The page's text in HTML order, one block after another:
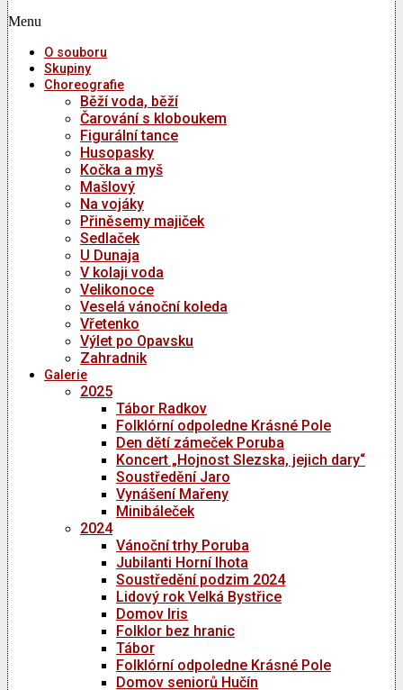
Menu
O souboru
Skupiny
Choreografie
Běží voda, běží
Čarování s kloboukem
Figurální tance
Husopasky
Kočka a myš
Mašlový
Na vojáky
Přiněsemy majiček
Sedlaček
U Dunaja
V kolaji voda
Velikonoce
Veselá vánoční koleda
Vřetenko
Výlet po Opavsku
Zahradnik
Galerie
2025
Tábor Radkov
Folklórní odpoledne Krásné Pole
Den dětí zámeček Poruba
Koncert „Hojnost Slezska, jejich dary“
Soustředění Jaro
Vynášení Mařeny
Minibáleček
2024
Vánoční trhy Poruba
Jubilanti Horní lhota
Soustředění podzim 2024
Lidový rok Velká Bystřice
Domov Iris
Folklor bez hranic
Tábor
Folklórní odpoledne Krásné Pole
Domov seniorů Hučín